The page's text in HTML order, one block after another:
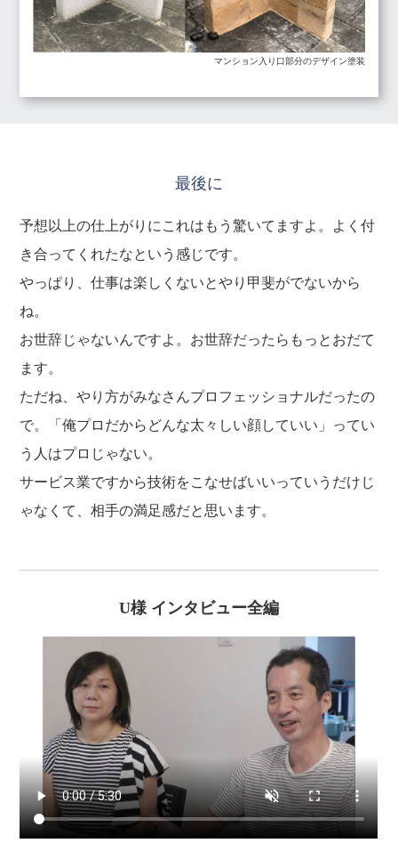
マンション入り口部分のデザイン塗装
最後に
予想以上の仕上がりにこれはもう驚いてますよ。よく付
き合ってくれたなという感じです。
やっぱり、仕事は楽しくないとやり甲斐がでないから
ね。
お世辞じゃないんですよ。お世辞だったらもっとおだて
ます。
ただね、やり方がみなさんプロフェッショナルだったの
で。「俺プロだからどんな太々しい顔していい」ってい
う人はプロじゃない。
サービス業ですから技術をこなせばいいっていうだけじ
ゃなくて、相手の満足感だと思います。
U様 インタビュー全編